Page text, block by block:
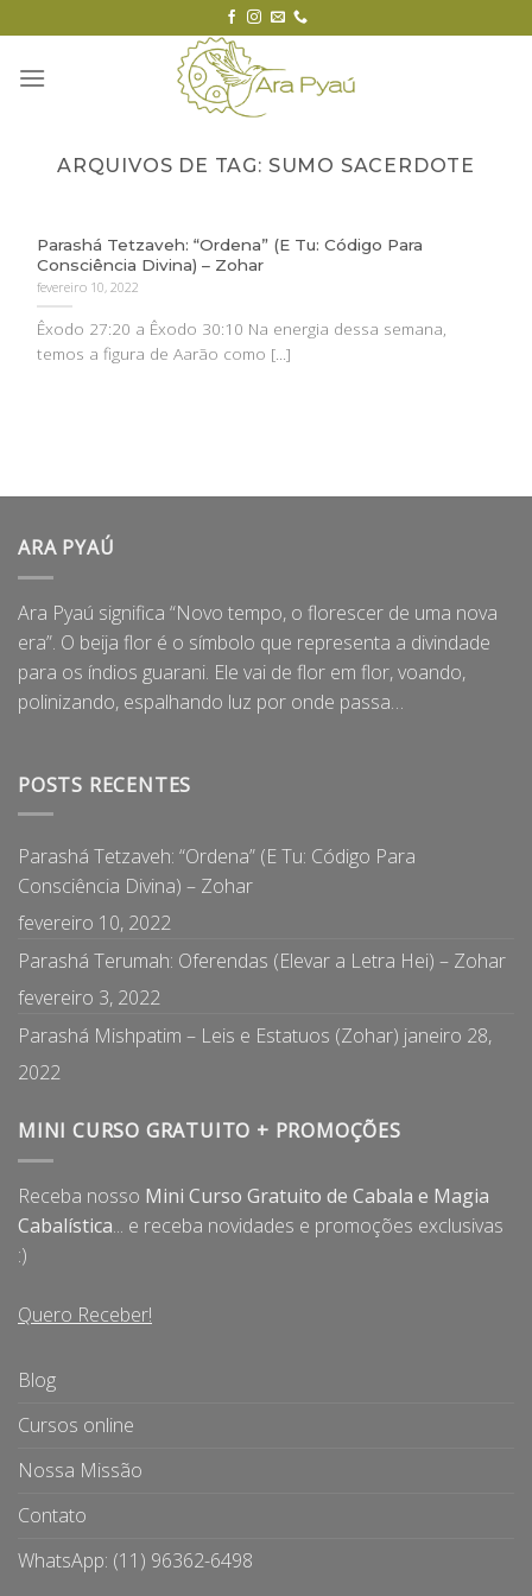
to
content
ARQUIVOS DE TAG: SUMO SACERDOTE
Parashá Tetzaveh: “Ordena” (E Tu: Código Para
Consciência Divina) – Zohar
fevereiro 10, 2022
Êxodo 27:20 a Êxodo 30:10 Na energia dessa semana,
temos a figura de Aarão como [...]
ARA PYAÚ
Ara Pyaú significa “Novo tempo, o florescer de uma nova
era”. O beija flor é o símbolo que representa a divindade
para os índios guarani. Ele vai de flor em flor, voando,
polinizando, espalhando luz por onde passa…
POSTS RECENTES
Parashá Tetzaveh: “Ordena” (E Tu: Código Para
Consciência Divina) – Zohar
fevereiro 10, 2022
Parashá Terumah: Oferendas (Elevar a Letra Hei) – Zohar
fevereiro 3, 2022
Parashá Mishpatim – Leis e Estatuos (Zohar) janeiro 28,
2022
MINI CURSO GRATUITO + PROMOÇÕES
Receba nosso Mini Curso Gratuito de Cabala e Magia
Cabalística... e receba novidades e promoções exclusivas
:)
Quero Receber!
Blog
Cursos online
Nossa Missão
Contato
WhatsApp: (11) 96362-6498